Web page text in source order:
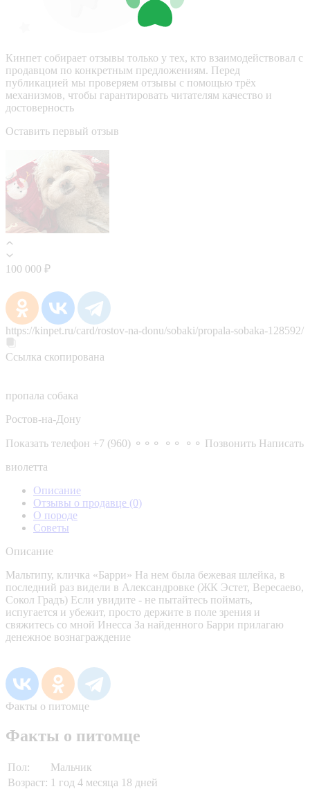
Кинпет собирает отзывы только у тех, кто взаимодействовал с
продавцом по конкретным предложениям. Перед
публикацией мы проверяем отзывы с помощью трёх
механизмов, чтобы гарантировать читателям качество и
достоверность
Оставить первый отзыв
100 000 ₽
https://kinpet.ru/card/rostov-na-donu/sobaki/propala-sobaka-128592/
Ссылка скопирована
пропала собака
Ростов-на-Дону
Показать телефон +7 (960) ⚬⚬⚬ ⚬⚬ ⚬⚬ Позвонить Написать
виолетта
Описание
Отзывы о продавце (0)
О породе
Советы
Описание
Мальтипу, кличка «Барри» На нем была бежевая шлейка, в
последний раз видели в Александровке (ЖК Эстет, Вересаево,
Сокол Градъ) Если увидите - не пытайтесь поймать,
испугается и убежит, просто держите в поле зрения и
свяжитесь со мной Инесса За найденного Барри прилагаю
денежное вознаграждение
Факты о питомце
Факты о питомце
Пол:
Мальчик
Возраст: 1 год 4 месяца 18 дней